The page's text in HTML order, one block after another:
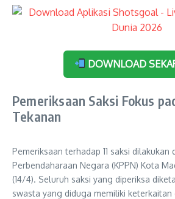
DOWNLOAD
Pemeriksaan Saksi Fokus
Tekanan
Pemeriksaan terhadap 11 saksi dilakukan
Perbendaharaan Negara (KPPN) Kota
(14/4). Seluruh saksi yang diperiksa
swasta yang diduga memiliki